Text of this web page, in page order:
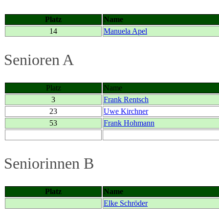
Platz
Name
14
Manuela Apel
Senioren A
Platz
Name
3
Frank Rentsch
23
Uwe Kirchner
53
Frank Hohmann
Seniorinnen B
Platz
Name
Elke Schröder